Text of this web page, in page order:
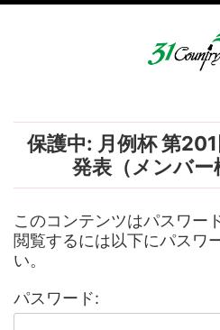
保護中: 月例杯 第
発表（メンバー
このコンテンツはパスワー
閲覧するには以下にパスワ
い。
パスワード: